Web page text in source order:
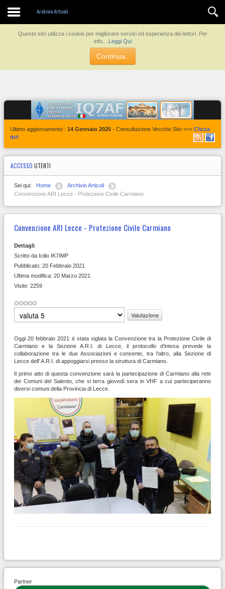
Questo sito utilizza i cookie per migliorare servizi ed esperienza dei lettori. Per
info....
Leggi Qui
Continua..
Archivio Articoli
Contatti
Ultimo aggiornamento : 14 Gennaio 2025 - Consultazione Vecchio Sito <<< Clicca
qui
ACCESSO UTENTI
Sei qui: Home
Archivio Articoli
Convenzione ARI Lecce - Protezione Civile Carmiano
Convenzione ARI Lecce - Protezione Civile Carmiano
Dettagli
Scritto da Icilio IK7IMP
Pubblicato: 20 Febbraio 2021
Ultima modifica: 20 Marzo 2021
Visite: 2259
Valuta
Oggi 20 febbraio 2021 è stata siglata la Convenzione tra la Protezione Civile di
Carmiano e la Sezione A.R.I. di Lecce, il protocollo d'intesa prevede la
collaborazione tra le due Associazioni e consente, tra l'altro, alla Sezione di
Lecce dell' A.R.I. di appoggiarsi presso la struttura di Carmiano.
Il primo atto di questa convenzione sarà la partecipazione di Carmiano alla rete
dei Comuni del Salento, che si terra giovedì sera in VHF a cui parteciperanno
diversi comuni della Provincia di Lecce.
Partner